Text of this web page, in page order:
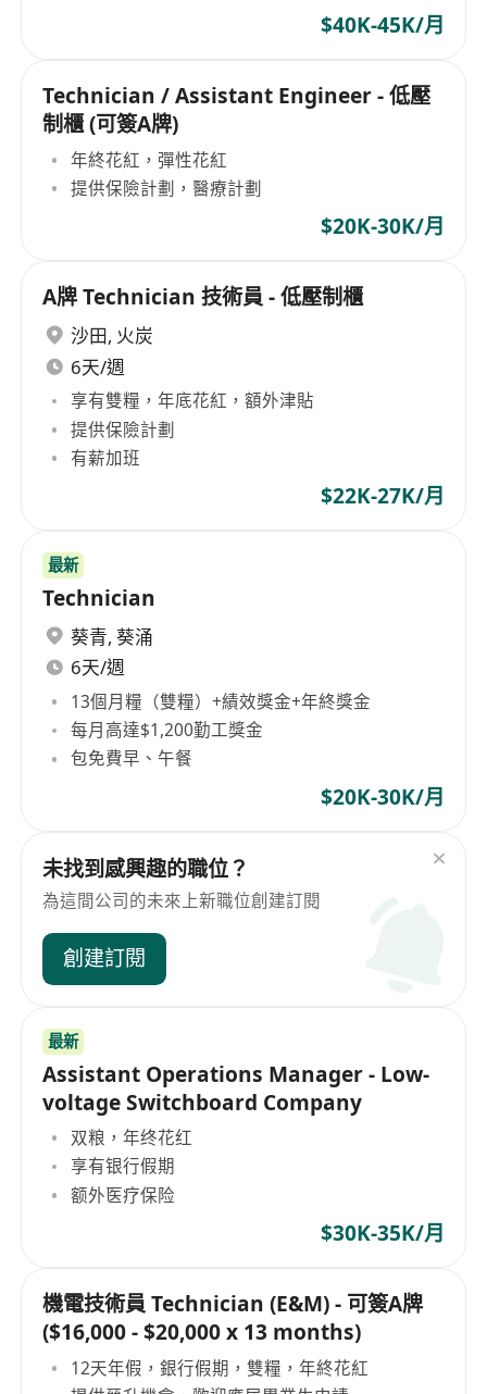
$40K-45K/月
Technician / Assistant Engineer - 低壓
制櫃 (可簽A牌)
年終花紅，彈性花紅
提供保險計劃，醫療計劃
$20K-30K/月
A牌 Technician 技術員 - 低壓制櫃
沙田, 火炭
6天/週
享有雙糧，年底花紅，額外津貼
提供保險計劃
有薪加班
$22K-27K/月
最新
Technician
葵青, 葵涌
6天/週
13個月糧（雙糧）+績效獎金+年終獎金
每月高達$1,200勤工獎金
包免費早、午餐
$20K-30K/月
未找到感興趣的職位？
為這間公司的未來上新職位創建訂閱
創建訂閱
最新
Assistant Operations Manager - Low-
voltage Switchboard Company
双粮，年终花红
享有银行假期
额外医疗保险
$30K-35K/月
機電技術員 Technician (E&M) - 可簽A牌
($16,000 - $20,000 x 13 months)
12天年假，銀行假期，雙糧，年終花紅